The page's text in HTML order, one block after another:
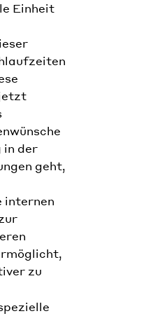
Einheit
in der
geht,
internen
zu